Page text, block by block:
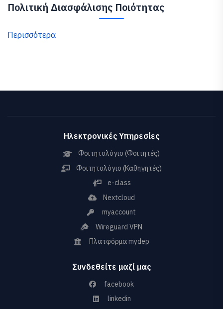
Πολιτική Διασφάλισης Ποιότητας
Περισσότερα
Ηλεκτρονικές Υπηρεσίες
Φοιτητολόγιο (Φοιτητές)
Φοιτητολόγιο (Καθηγητές)
e-class
Nextcloud
myaccount
Wireguard VPN
Πλατφόρμα mydep
Συνδεθείτε μαζί μας
facebook
linkedin